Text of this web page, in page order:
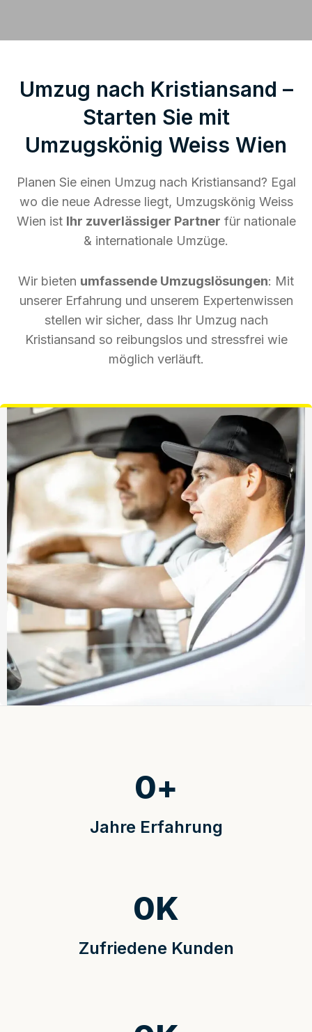
Umzug nach Kristiansand –
Starten Sie mit
Umzugskönig Weiss Wien
Planen Sie einen Umzug nach Kristiansand? Egal
wo die neue Adresse liegt, Umzugskönig Weiss
Wien ist Ihr zuverlässiger Partner für nationale
& internationale Umzüge.
Wir bieten umfassende Umzugslösungen: Mit
unserer Erfahrung und unserem Expertenwissen
stellen wir sicher, dass Ihr Umzug nach
Kristiansand so reibungslos und stressfrei wie
möglich verläuft.
Jahre Erfahrung
0+
Zufriedene Kunden
0K